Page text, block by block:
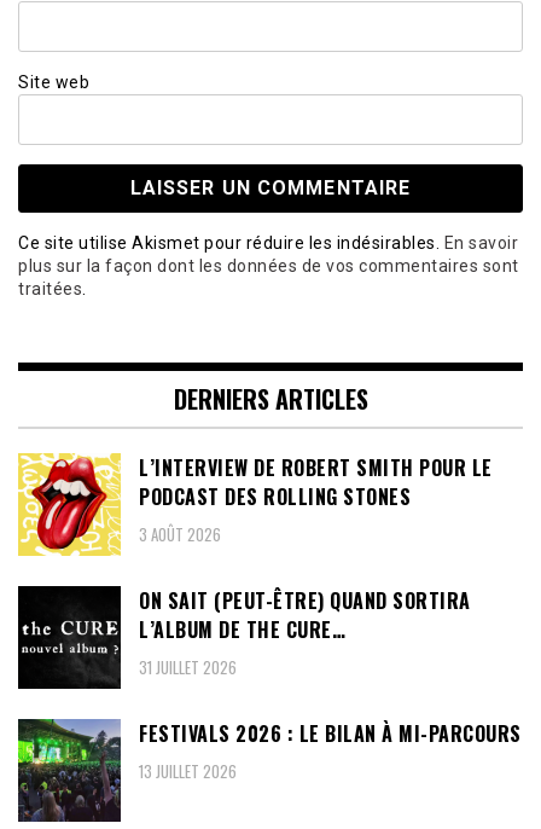
Site web
Ce site utilise Akismet pour réduire les indésirables.
En savoir
plus sur la façon dont les données de vos commentaires sont
traitées
DERNIERS ARTICLES
L’INTERVIEW DE ROBERT SMITH POUR LE
PODCAST DES ROLLING STONES
3 AOÛT 2026
ON SAIT (PEUT-ÊTRE) QUAND SORTIRA
L’ALBUM DE THE CURE…
31 JUILLET 2026
FESTIVALS 2026 : LE BILAN À MI-PARCOURS
13 JUILLET 2026